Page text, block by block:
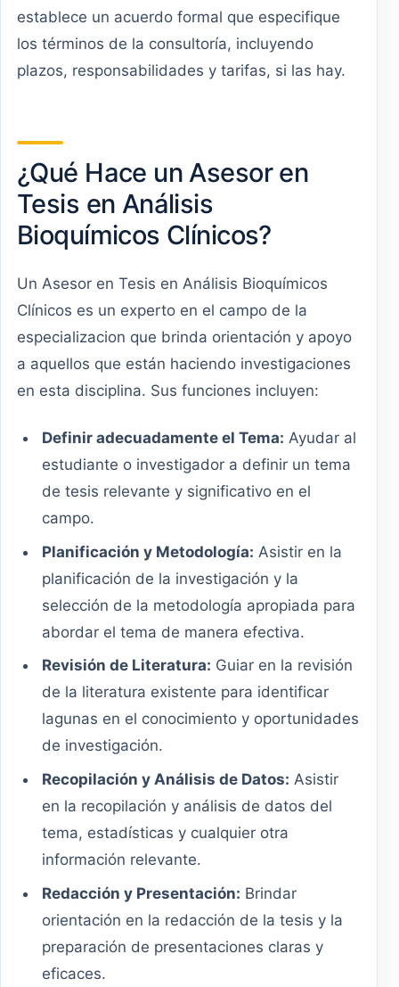
establece un acuerdo formal que especifique
los términos de la consultoría, incluyendo
plazos, responsabilidades y tarifas, si las hay.
¿Qué Hace un Asesor en
Tesis en Análisis
Bioquímicos Clínicos?
Un Asesor en Tesis en Análisis Bioquímicos
Clínicos es un experto en el campo de la
especializacion que brinda orientación y apoyo
a aquellos que están haciendo investigaciones
en esta disciplina. Sus funciones incluyen:
Definir adecuadamente el Tema: Ayudar al
estudiante o investigador a definir un tema
de tesis relevante y significativo en el
campo.
Planificación y Metodología: Asistir en la
planificación de la investigación y la
selección de la metodología apropiada para
abordar el tema de manera efectiva.
Revisión de Literatura: Guiar en la revisión
de la literatura existente para identificar
lagunas en el conocimiento y oportunidades
de investigación.
Recopilación y Análisis de Datos: Asistir
en la recopilación y análisis de datos del
tema, estadísticas y cualquier otra
información relevante.
Redacción y Presentación: Brindar
orientación en la redacción de la tesis y la
preparación de presentaciones claras y
eficaces.